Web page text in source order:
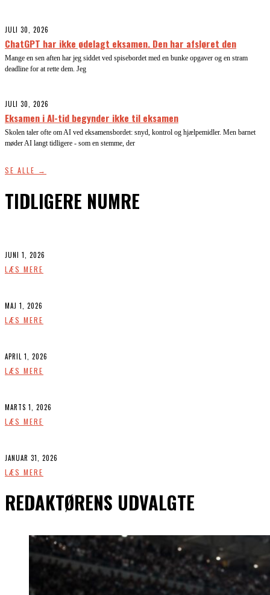
JULI 30, 2026
ChatGPT har ikke ødelagt eksamen. Den har afsløret den
Mange en sen aften har jeg siddet ved spisebordet med en bunke opgaver og en stram
deadline for at rette dem. Jeg
JULI 30, 2026
Eksamen i AI-tid begynder ikke til eksamen
Skolen taler ofte om AI ved eksamensbordet: snyd, kontrol og hjælpemidler. Men barnet
møder AI langt tidligere - som en stemme, der
SE ALLE →
TIDLIGERE NUMRE
JUNI 1, 2026
LÆS MERE
MAJ 1, 2026
LÆS MERE
APRIL 1, 2026
LÆS MERE
MARTS 1, 2026
LÆS MERE
JANUAR 31, 2026
LÆS MERE
REDAKTØRENS UDVALGTE